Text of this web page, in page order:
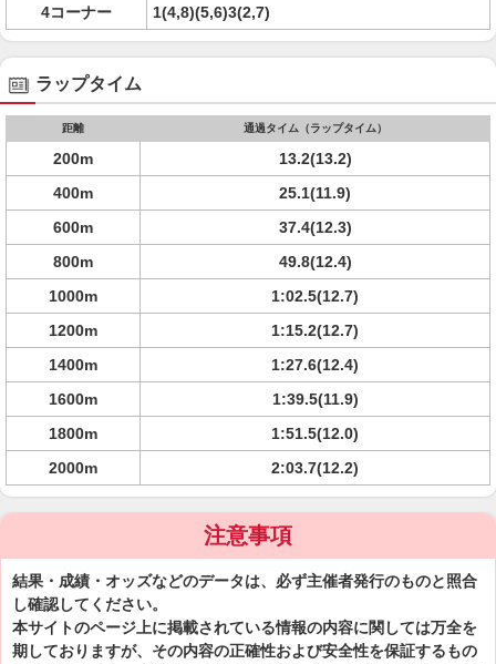
4コーナー
1(4,8)(5,6)3(2,7)
ラップタイム
距離 通過タイム（ラップタイム）
200m
13.2(13.2)
400m
25.1(11.9)
600m
37.4(12.3)
800m
49.8(12.4)
1000m
1:02.5(12.7)
1200m
1:15.2(12.7)
1400m
1:27.6(12.4)
1600m
1:39.5(11.9)
1800m
1:51.5(12.0)
2000m
2:03.7(12.2)
注意事項
結果・成績・オッズなどのデータは、必ず主催者発行のものと照合
し確認してください。
本サイトのページ上に掲載されている情報の内容に関しては万全を
期しておりますが、その内容の正確性および安全性を保証するもの